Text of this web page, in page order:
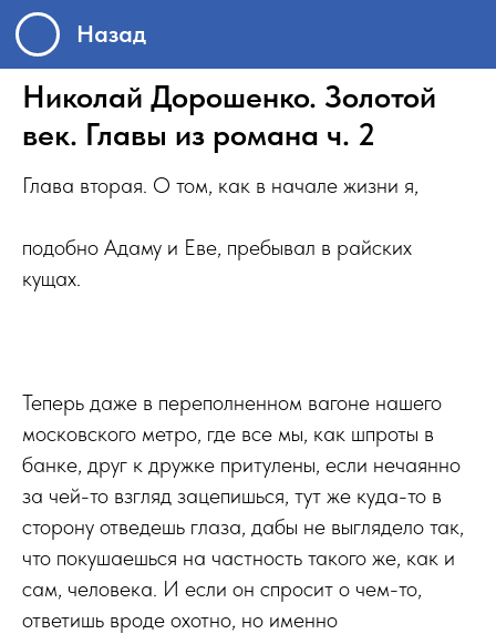
Назад
Николай Дорошенко. Золотой
век. Главы из романа ч. 2
Глава вторая. О том, как в начале жизни я,
подобно Адаму и Еве, пребывал в райских
кущах.
Теперь даже в переполненном вагоне нашего
московского метро, где все мы, как шпроты в
банке, друг к дружке притулены, если нечаянно
за чей-то взгляд зацепишься, тут же куда-то в
сторону отведешь глаза, дабы не выглядело так,
что покушаешься на частность такого же, как и
сам, человека. И если он спросит о чем-то,
ответишь вроде охотно, но именно